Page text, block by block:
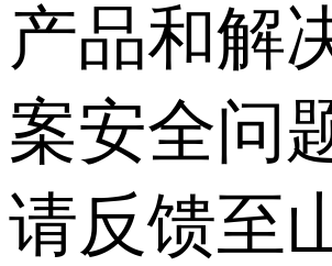
产品和解
案安全问
请反馈至